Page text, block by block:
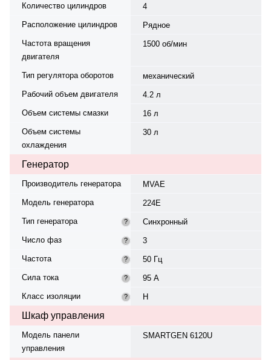
Количество цилиндров
4
Расположение цилиндров
Рядное
Частота вращения
двигателя
1500 об/мин
Тип регулятора оборотов
механический
Рабочий объем двигателя
4.2 л
Объем системы смазки
16 л
Объем системы
охлаждения
30 л
Генератор
Производитель генератора
MVAE
Модель генератора
224E
Тип генератора
?
Синхронный
Число фаз
?
3
Частота
?
50 Гц
Сила тока
?
95 А
Класс изоляции
? H
Шкаф управления
Модель панели
управления
SMARTGEN 6120U